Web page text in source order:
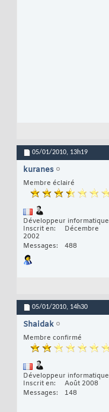
05/01/2010, 13h19
kuranes
Membre éclairé
Développeur informatique
Inscrit en
Décembre
2002
Messages
488
05/01/2010, 14h30
Shaidak
Membre confirmé
Développeur informatique
Inscrit en
Août 2008
Messages
148